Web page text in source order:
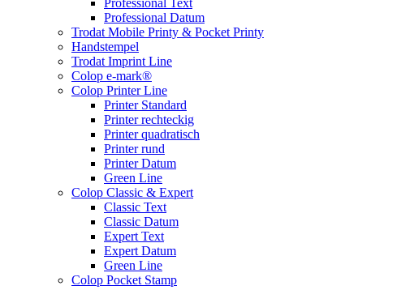
Professional Text
Professional Datum
Trodat Mobile Printy & Pocket Printy
Handstempel
Trodat Imprint Line
Colop e-mark®
Colop Printer Line
Printer Standard
Printer rechteckig
Printer quadratisch
Printer rund
Printer Datum
Green Line
Colop Classic & Expert
Classic Text
Classic Datum
Expert Text
Expert Datum
Green Line
Colop Pocket Stamp